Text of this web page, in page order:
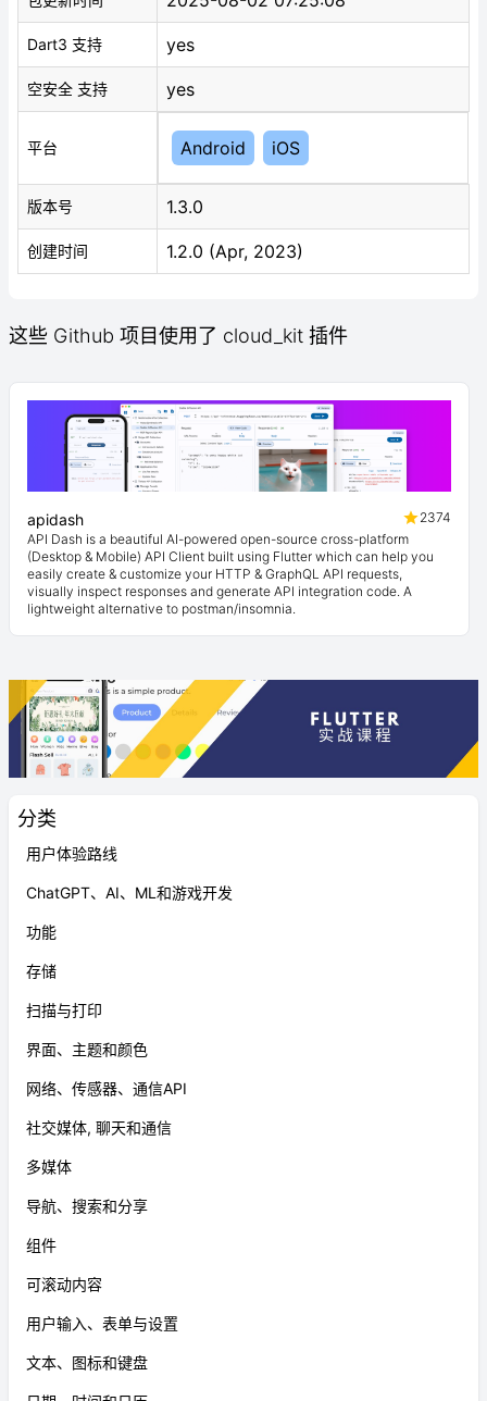
分类
用户体验路线
ChatGPT、AI、ML和游戏开发
功能
存储
扫描与打印
界面、主题和颜色
网络、传感器、通信API
社交媒体, 聊天和通信
多媒体
导航、搜索和分享
组件
可滚动内容
用户输入、表单与设置
文本、图标和键盘
Dart3 支持 yes
空安全 支持 yes
平台 Android iOS
版本号 1.3.0
创建时间 1.2.0 (Apr, 2023)
这些 Github 项目使用了 cloud_kit 插件
apidash
2374
API Dash is a beautiful AI-powered open-source cross-platform
(Desktop & Mobile) API Client built using Flutter which can help you
easily create & customize your HTTP & GraphQL API requests,
visually inspect responses and generate API integration code. A
lightweight alternative to postman/insomnia.